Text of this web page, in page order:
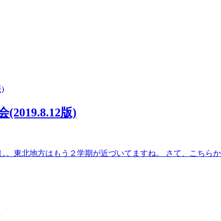
(2019.8.12版)
東北地方はもう２学期が近づいてますね。 さて、こちら